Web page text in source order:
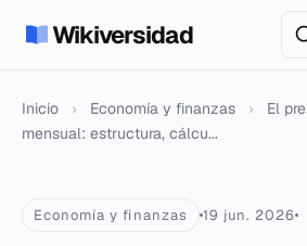
Wikiversidad
Inicio › Economía y finanzas ›
El
mensual: estructura, cálcu...
Economía y finanzas 19 jun. 2026